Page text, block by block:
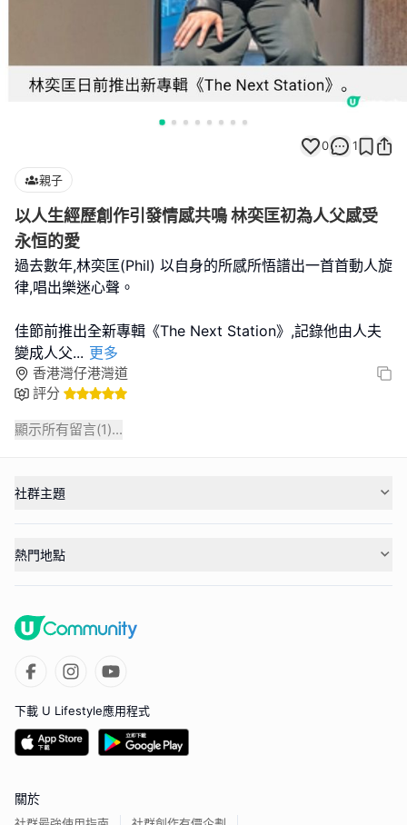
0 1
親子
以人生經歷創作引發情感共鳴 林奕匡初為人父感受
永恒的愛
過去數年,林奕匡(Phil) 以自身的所感所悟譜出一首首動人旋
律,唱出樂迷心聲。
佳節前推出全新專輯《The Next Station》,記錄他由人夫
變成人父... 更多
香港灣仔港灣道
評分
顯示所有留言(1)...
社群主題
熱門地點
下載 U Lifestyle應用程式
關於